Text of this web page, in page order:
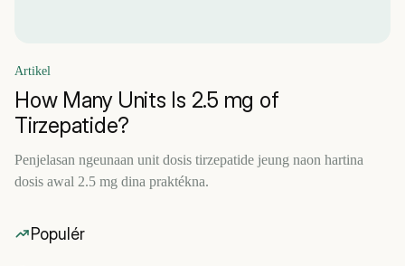
Artikel
How Many Units Is 2.5 mg of
Tirzepatide?
Penjelasan ngeunaan unit dosis tirzepatide jeung naon hartina
dosis awal 2.5 mg dina praktékna.
Populér